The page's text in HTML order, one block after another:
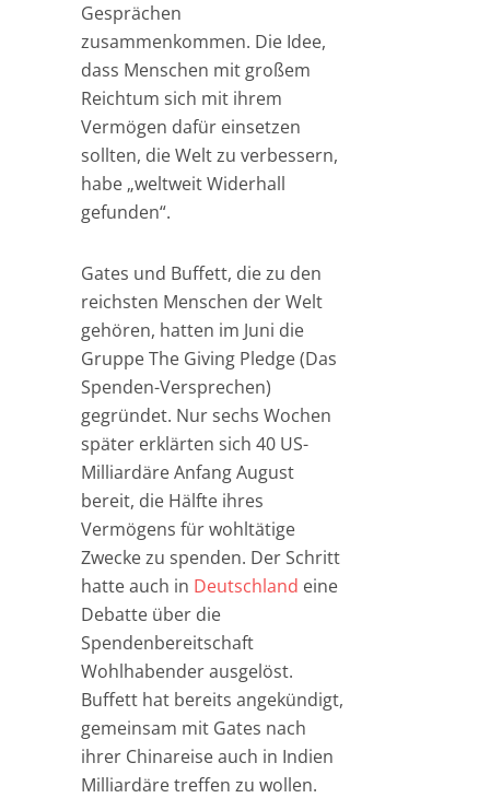
Gesprächen
zusammenkommen. Die Idee,
dass Menschen mit großem
Reichtum sich mit ihrem
Vermögen dafür einsetzen
sollten, die Welt zu verbessern,
habe „weltweit Widerhall
gefunden“.
Gates und Buffett, die zu den
reichsten Menschen der Welt
gehören, hatten im Juni die
Gruppe The Giving Pledge (Das
Spenden-Versprechen)
gegründet. Nur sechs Wochen
später erklärten sich 40 US-
Milliardäre Anfang August
bereit, die Hälfte ihres
Vermögens für wohltätige
Zwecke zu spenden. Der Schritt
hatte auch in Deutschland eine
Debatte über die
Spendenbereitschaft
Wohlhabender ausgelöst.
Buffett hat bereits angekündigt,
gemeinsam mit Gates nach
ihrer Chinareise auch in Indien
Milliardäre treffen zu wollen.